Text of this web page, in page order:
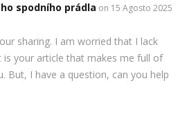
spodního prádla on 15 Agosto 2025
sharing. I am worried that I lack
is your article that makes me full of
But, I have a question, can you help